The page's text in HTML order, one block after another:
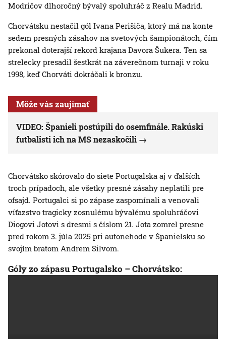
Modričov dlhoročný bývalý spoluhráč z Realu Madrid.
Chorvátsku nestačil gól Ivana Perišiča, ktorý má na konte
sedem presných zásahov na svetových šampionátoch, čím
prekonal doterajší rekord krajana Davora Šukera. Ten sa
strelecky presadil šesťkrát na záverečnom turnaji v roku
1998, keď Chorváti dokráčali k bronzu.
Môže vás zaujímať
VIDEO: Španieli postúpili do osemfinále. Rakúski
futbalisti ich na MS nezaskočili
Chorvátsko skórovalo do siete Portugalska aj v ďalších
troch prípadoch, ale všetky presné zásahy neplatili pre
ofsajd. Portugalci si po zápase zaspomínali a venovali
víťazstvo tragicky zosnulému bývalému spoluhráčovi
Diogovi Jotovi s dresmi s číslom 21. Jota zomrel presne
pred rokom 3. júla 2025 pri autonehode v Španielsku so
svojím bratom Andrem Silvom.
Góly zo zápasu Portugalsko – Chorvátsko: